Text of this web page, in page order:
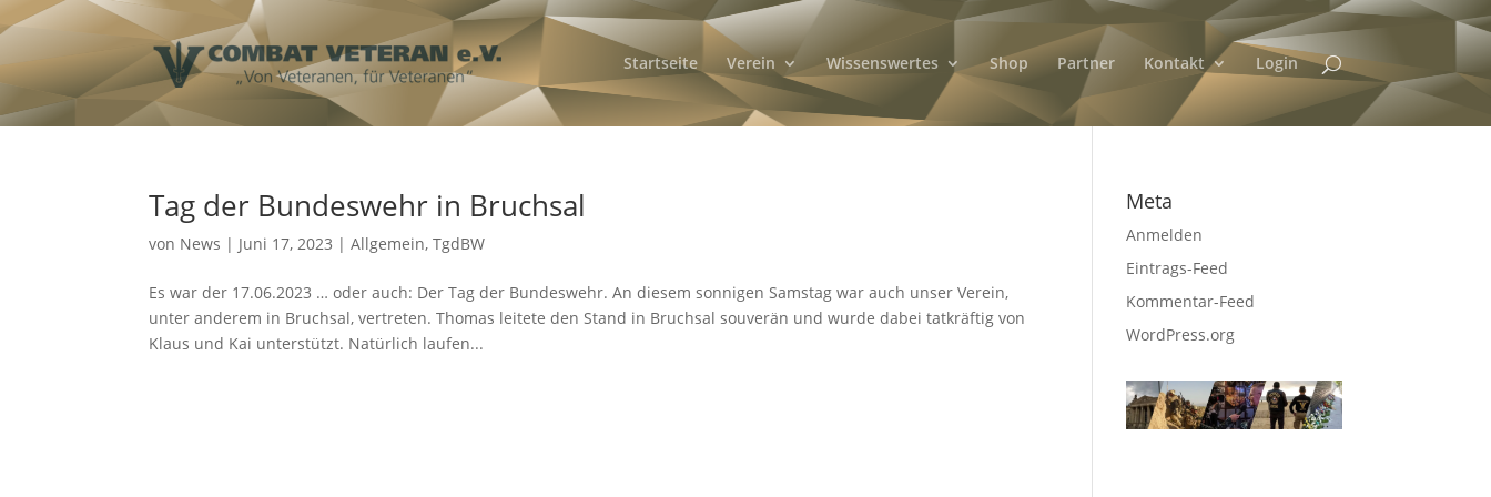
Startseite Verein Wissenswertes Shop Partner Kontakt Login
Tag der Bundeswehr in Bruchsal
von News | Juni 17, 2023 |Allgemein,TgdBW
Es war der 17.06.2023 … oder auch: Der Tag der Bundeswehr. An diesem sonnigen Samstag war auch unser Verein,
unter anderem in Bruchsal, vertreten. Thomas leitete den Stand in Bruchsal souverän und wurde dabei tatkräftig von
Klaus und Kai unterstützt. Natürlich laufen...
Meta
Anmelden
Eintrags-Feed
Kommentar-Feed
WordPress.org